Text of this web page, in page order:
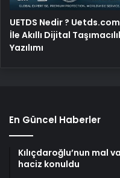
UETDS Nedir ? Uetds.com
İle Akıllı Dijital
Yazılımı
En Güncel Haberler
Kılıçdaroğlu’nun mal
haciz konuldu